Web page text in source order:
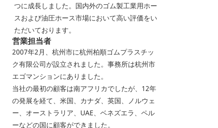
つに成長しました。国内外のゴム製工業用ホー
スおよび油圧ホース市場において高い評価をい
ただいております。
営業担当者
2007年2月、杭州市に杭州柏順ゴムプラスチッ
ク有限公司が設立されました。事務所は杭州市
エゴマンションにありました。
当社の最初の顧客は南アフリカでしたが、12年
の発展を経て、米国、カナダ、英国、ノルウェ
ー、オーストラリア、UAE、ベネズエラ、ペル
ーなどの国に顧客ができました。